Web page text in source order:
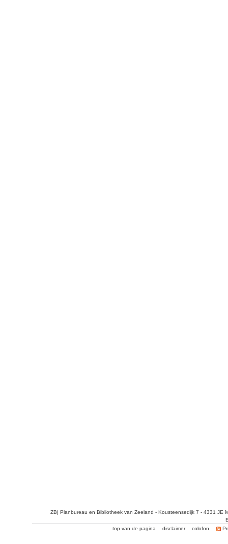
ZB| Planbureau en Bibliotheek van Zeeland - Kousteensedijk 7 - 4331 JE
top van de pagina
disclaimer colofon